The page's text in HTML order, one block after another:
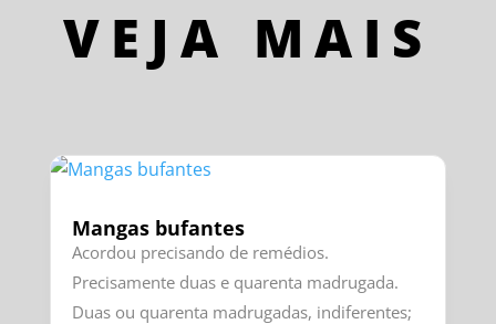
VEJA MAIS
Mangas bufantes
Acordou precisando de remédios.
Precisamente duas e quarenta madrugada.
Duas ou quarenta madrugadas, indiferentes;